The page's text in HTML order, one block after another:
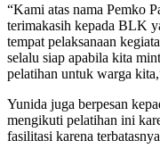
“Kami atas nama Pemko
terimakasih kepada BLK
tempat pelaksanaan
selalu siap apabila kita
pelatihan untuk warga
Yunida juga berpesan
mengikuti pelatihan ini
fasilitasi karena